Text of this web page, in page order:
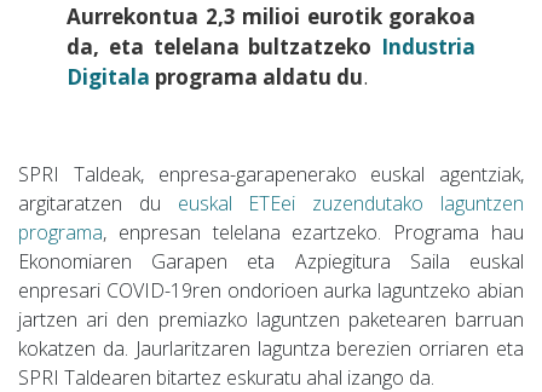
Aurrekontua 2,3 milioi eurotik gorakoa
da, eta telelana bultzatzeko Industria
Digitala programa aldatu du.
SPRI Taldeak, enpresa-garapenerako euskal agentziak,
argitaratzen du euskal ETEei zuzendutako laguntzen
programa, enpresan telelana ezartzeko. Programa hau
Ekonomiaren Garapen eta Azpiegitura Saila euskal
enpresari COVID-19ren ondorioen aurka laguntzeko abian
jartzen ari den premiazko laguntzen paketearen barruan
kokatzen da. Jaurlaritzaren laguntza berezien orriaren eta
SPRI Taldearen bitartez eskuratu ahal izango da.